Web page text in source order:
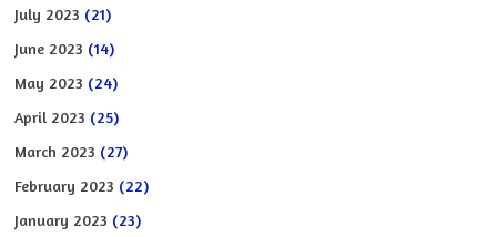
July 2023 (21)
June 2023 (14)
May 2023 (24)
April 2023 (25)
March 2023 (27)
February 2023 (22)
January 2023 (23)